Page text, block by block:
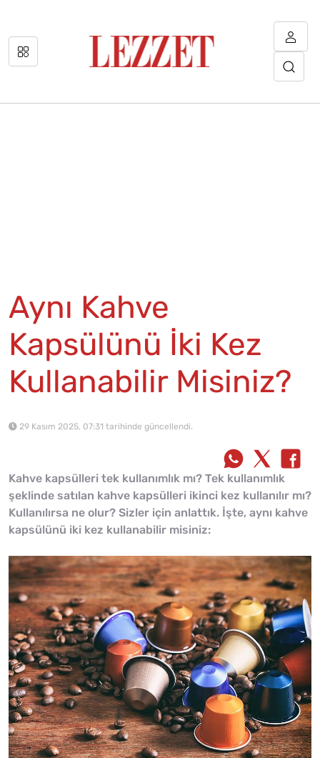
Aynı Kahve
Kapsülünü İki Kez
Kullanabilir Misiniz?
29 Kasım 2025, 07:31 tarihinde güncellendi.
Kahve kapsülleri tek kullanımlık mı? Tek kullanımlık
şeklinde satılan kahve kapsülleri ikinci kez kullanılır mı?
Kullanılırsa ne olur? Sizler için anlattık. İşte, aynı kahve
kapsülünü iki kez kullanabilir misiniz: